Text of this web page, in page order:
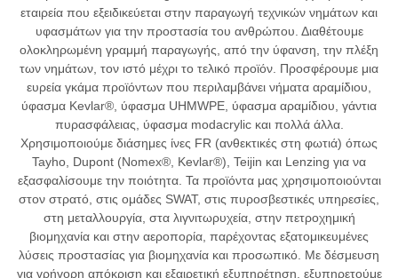
εταιρεία που εξειδικεύεται στην παραγωγή τεχνικών νημάτων και
υφασμάτων για την προστασία του ανθρώπου. Διαθέτουμε
ολοκληρωμένη γραμμή παραγωγής, από την ύφανση, την πλέξη
των νημάτων, τον ιστό μέχρι το τελικό προϊόν. Προσφέρουμε μια
ευρεία γκάμα προϊόντων που περιλαμβάνει νήματα αραμίδιου,
ύφασμα Kevlar®, ύφασμα UHMWPE, ύφασμα αραμίδιου, γάντια
πυρασφάλειας, ύφασμα modacrylic και πολλά άλλα.
Χρησιμοποιούμε διάσημες ίνες FR (ανθεκτικές στη φωτιά) όπως
Tayho, Dupont (Nomex®, Kevlar®), Teijin και Lenzing για να
εξασφαλίσουμε την ποιότητα. Τα προϊόντα μας χρησιμοποιούνται
στον στρατό, στις ομάδες SWAT, στις πυροσβεστικές υπηρεσίες,
στη μεταλλουργία, στα λιγνιτωρυχεία, στην πετροχημική
βιομηχανία και στην αεροπορία, παρέχοντας εξατομικευμένες
λύσεις προστασίας για βιομηχανία και προσωπικό. Με δέσμευση
για γρήγορη απόκριση και εξαιρετική εξυπηρέτηση, εξυπηρετούμε